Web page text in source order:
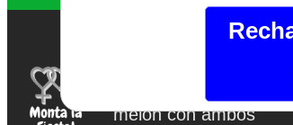
Si te gusta el platano,
melón con ambos